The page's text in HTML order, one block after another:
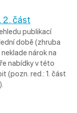
2. část
publikací
době (zhruba
nárok na
nabídky v této
(pozn. red.: 1. část